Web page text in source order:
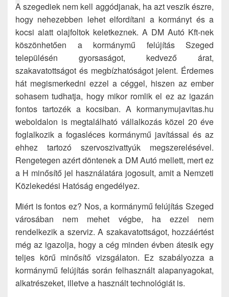
A szegediek nem kell aggódjanak, ha azt veszik észre,
hogy nehezebben lehet elfordítani a kormányt és a
kocsi alatt olajfoltok keletkeznek. A DM Autó Kft-nek
köszönhetően a kormánymű felújítás Szeged
településén gyorsaságot, kedvező árat,
szakavatottságot és megbízhatóságot jelent. Érdemes
hát megismerkedni ezzel a céggel, hiszen az ember
sohasem tudhatja, hogy mikor romlik el ez az igazán
fontos tartozék a kocsiban. A kormanymujavitas.hu
weboldalon is megtalálható vállalkozás közel 20 éve
foglalkozik a fogasléces kormánymű javítással és az
ehhez tartozó szervoszivattyúk megszerelésével.
Rengetegen azért döntenek a DM Autó mellett, mert ez
a H minősítő jel használatára jogosult, amit a Nemzeti
Közlekedési Hatóság engedélyez.
Miért is fontos ez? Nos, a kormánymű felújítás Szeged
városában nem mehet végbe, ha ezzel nem
rendelkezik a szerviz. A szakavatottságot, hozzáértést
még az igazolja, hogy a cég minden évben átesik egy
teljes körű minősítő vizsgálaton. Ez szabályozza a
kormánymű felújítás során felhasznált alapanyagokat,
alkatrészeket, illetve a használt technológiát is.